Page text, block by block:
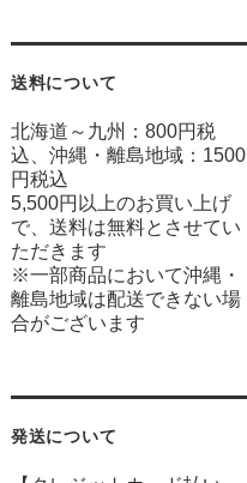
送料について
北海道～九州：800円税
込、沖縄・離島地域：1500
円税込
5,500円以上のお買い上げ
で、送料は無料とさせてい
ただきます
※一部商品において沖縄・
離島地域は配送できない場
合がございます
発送について